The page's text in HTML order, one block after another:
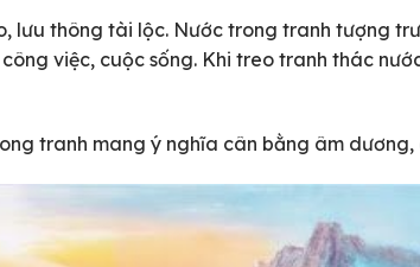
thông tài lộc. Nước trong tranh tượng
việc, cuộc sống. Khi treo tranh thác
tranh mang ý nghĩa cân bằng âm